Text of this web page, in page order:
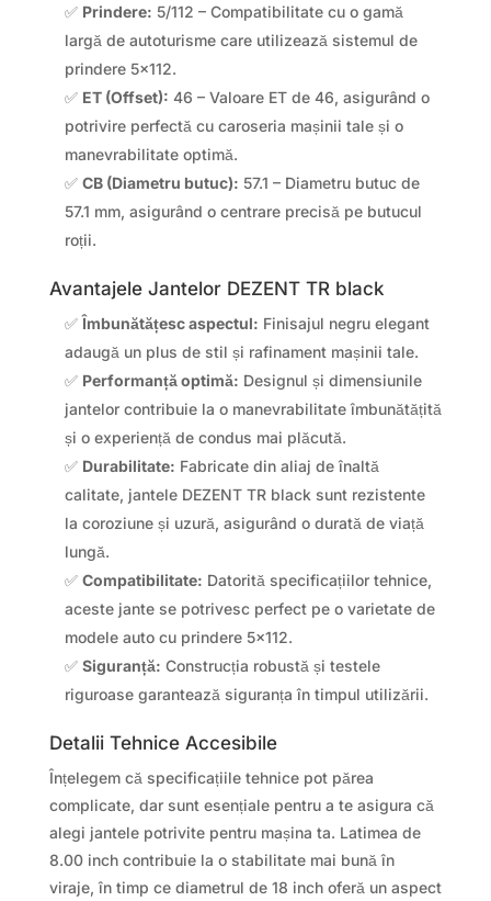
✅ Prindere: 5/112 – Compatibilitate cu o gamă
largă de autoturisme care utilizează sistemul de
prindere 5×112.
✅ ET (Offset): 46 – Valoare ET de 46, asigurând o
potrivire perfectă cu caroseria mașinii tale și o
manevrabilitate optimă.
✅ CB (Diametru butuc): 57.1 – Diametru butuc de
57.1 mm, asigurând o centrare precisă pe butucul
roții.
Avantajele Jantelor DEZENT TR black
✅Îmbunătățesc aspectul: Finisajul negru elegant
adaugă un plus de stil și rafinament mașinii tale.
✅ Performanță optimă: Designul și dimensiunile
jantelor contribuie la o manevrabilitate îmbunătățită
și o experiență de condus mai plăcută.
✅ Durabilitate: Fabricate din aliaj de înaltă
calitate, jantele DEZENT TR black sunt rezistente
la coroziune și uzură, asigurând o durată de viață
lungă.
✅ Compatibilitate: Datorită specificațiilor tehnice,
aceste jante se potrivesc perfect pe o varietate de
modele auto cu prindere 5×112.
✅ Siguranță: Construcția robustă și testele
riguroase garantează siguranța în timpul utilizării.
Detalii Tehnice Accesibile
Înțelegem că specificațiile tehnice pot părea
complicate, dar sunt esențiale pentru a te asigura că
alegi jantele potrivite pentru mașina ta. Latimea de
8.00 inch contribuie la o stabilitate mai bună în
viraje, în timp ce diametrul de 18 inch oferă un aspect